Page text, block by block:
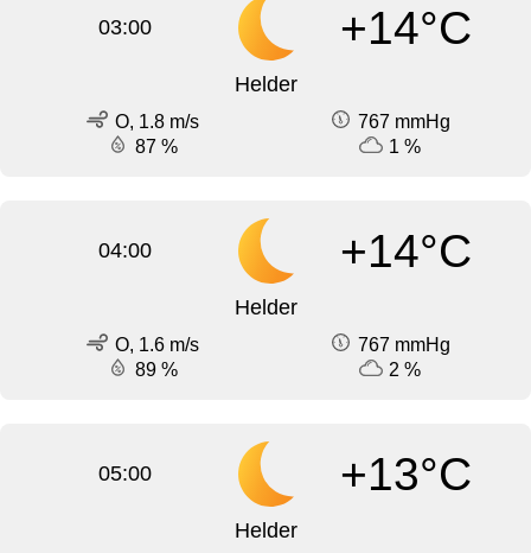
03:00 +14°C
Helder
O, 1.8 m/s
767 mmHg
87 %
1 %
04:00 +14°C
Helder
O, 1.6 m/s
767 mmHg
89 %
2 %
05:00 +13°C
Helder